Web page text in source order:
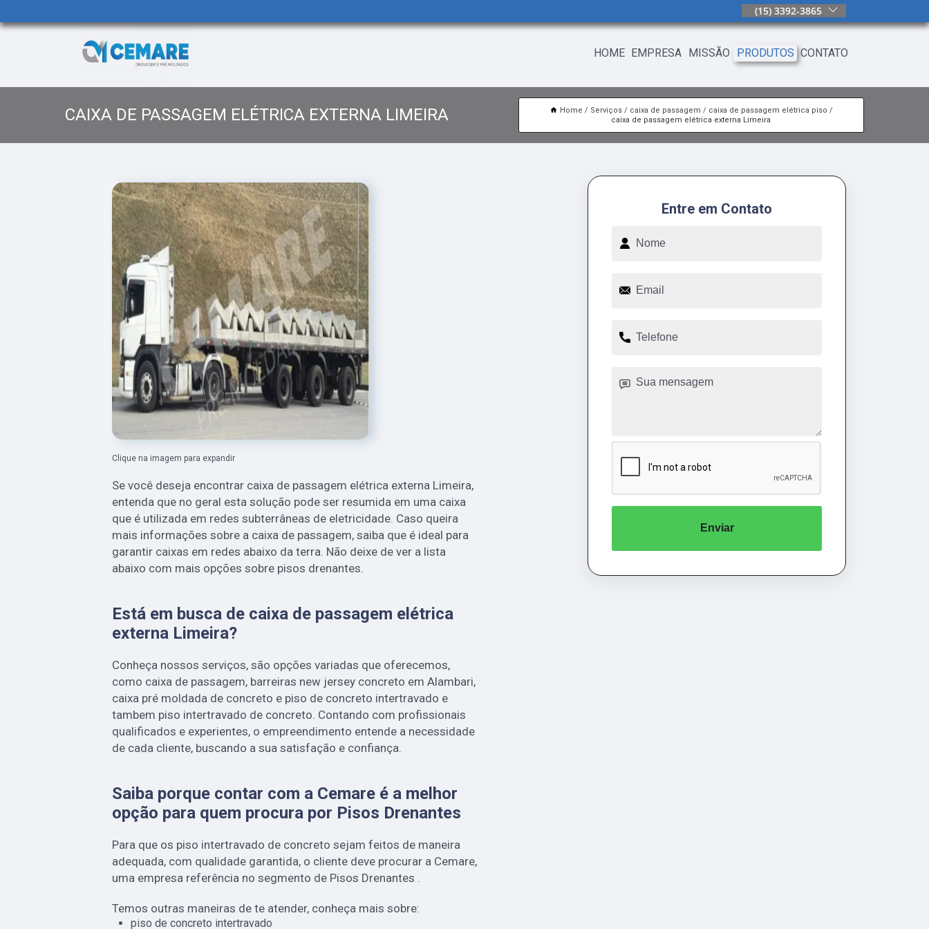
(15) 3392-3865
HOME EMPRESA MISSÃO PRODUTOS CONTATO
CAIXA DE PASSAGEM ELÉTRICA EXTERNA LIMEIRA Home Serviços caixa de passagem
caixa de passagem elétrica piso
caixa de passagem elétrica externa Limeira
Clique na imagem para expandir
Se você deseja encontrar caixa de passagem elétrica externa Limeira,
entenda que no geral esta solução pode ser resumida em uma caixa
que é utilizada em redes subterrâneas de eletricidade. Caso queira
mais informações sobre a caixa de passagem, saiba que é ideal para
garantir caixas em redes abaixo da terra. Não deixe de ver a lista
abaixo com mais opções sobre pisos drenantes.
Está em busca de caixa de passagem elétrica
externa Limeira?
Conheça nossos serviços, são opções variadas que oferecemos,
como caixa de passagem, barreiras new jersey concreto em Alambari,
caixa pré moldada de concreto e piso de concreto intertravado e
tambem piso intertravado de concreto. Contando com profissionais
qualificados e experientes, o empreendimento entende a necessidade
de cada cliente, buscando a sua satisfação e confiança.
Saiba porque contar com a Cemare é a melhor
opção para quem procura por Pisos Drenantes
Para que os piso intertravado de concreto sejam feitos de maneira
adequada, com qualidade garantida, o cliente deve procurar a Cemare,
uma empresa referência no segmento de Pisos Drenantes .
Temos outras maneiras de te atender, conheça mais sobre:
piso de concreto intertravado
Entre em Contato
Enviar